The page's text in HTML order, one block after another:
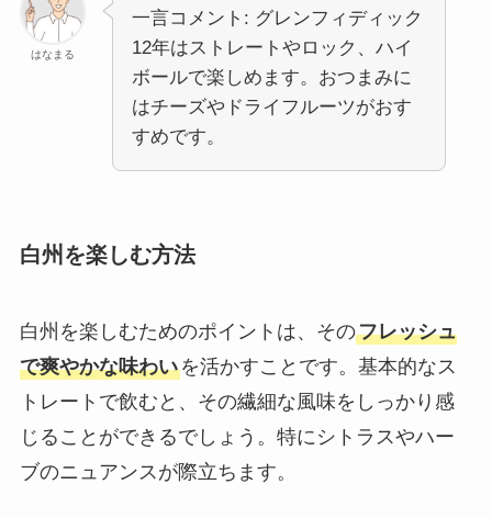
はなまる
一言コメント: グレンフィディック
12年はストレートやロック、ハイ
ボールで楽しめます。おつまみに
はチーズやドライフルーツがおす
すめです。
白州を楽しむ方法
白州を楽しむためのポイントは、そのフレッシュ
で爽やかな味わいを活かすことです。基本的なス
トレートで飲むと、その繊細な風味をしっかり感
じることができるでしょう。特にシトラスやハー
ブのニュアンスが際立ちます。